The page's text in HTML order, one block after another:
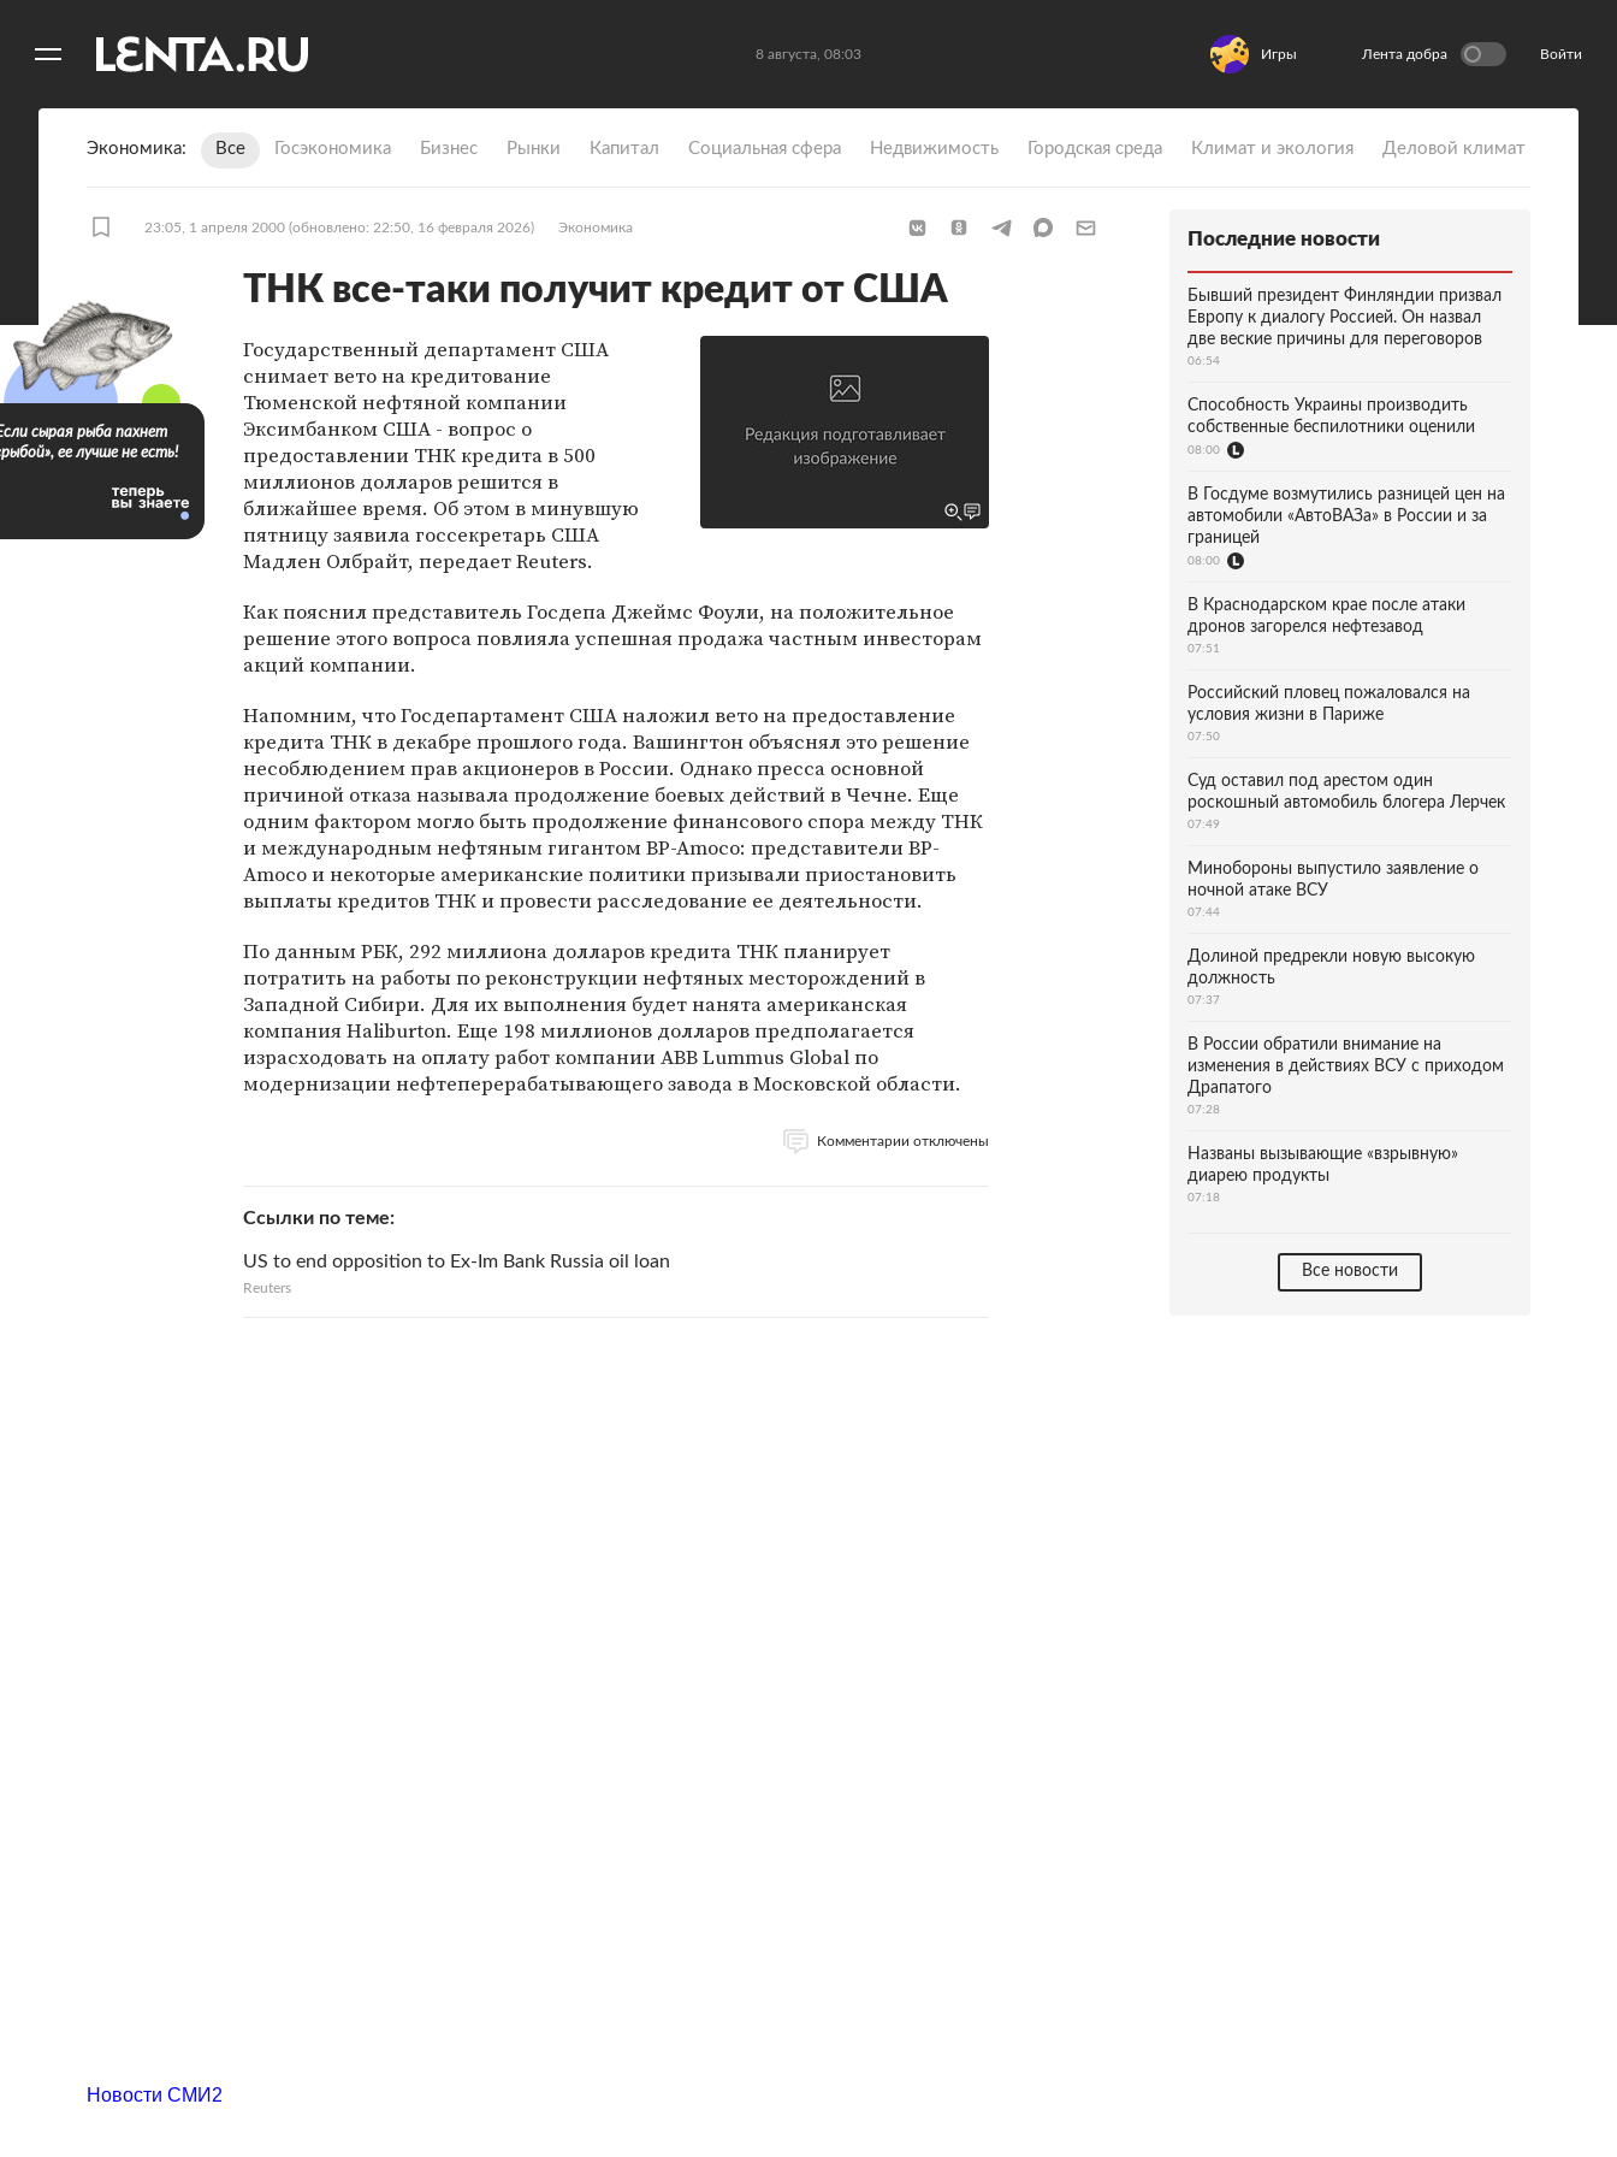
8 августа, 08:03 Игры Лента добра Войти
Экономика Все Госэкономика Бизнес Рынки Капитал Социальная сфера Недвижимость Городская среда Климат и экология Деловой климат
23:05, 1 апреля 2000 (обновлено: 22:50, 16 февраля 2026) Экономика
ТНК все-таки получит кредит от США
Государственный департамент США
снимает вето на кредитование
Тюменской нефтяной компании
Эксимбанком США - вопрос о
предоставлении ТНК кредита в 500
миллионов долларов решится в
ближайшее время. Об этом в минувшую
пятницу заявила госсекретарь США
Мадлен Олбрайт, передает Reuters.
Как пояснил представитель Госдепа Джеймс Фоули, на положительное
решение этого вопроса повлияла успешная продажа частным инвесторам
акций компании.
Напомним, что Госдепартамент США наложил вето на предоставление
кредита ТНК в декабре прошлого года. Вашингтон объяснял это решение
несоблюдением прав акционеров в России. Однако пресса основной
причиной отказа называла продолжение боевых действий в Чечне. Еще
одним фактором могло быть продолжение финансового спора между ТНК
и международным нефтяным гигантом BP-Amoco: представители BP-
Amoco и некоторые американские политики призывали приостановить
выплаты кредитов ТНК и провести расследование ее деятельности.
По данным РБК, 292 миллиона долларов кредита ТНК планирует
потратить на работы по реконструкции нефтяных месторождений в
Западной Сибири. Для их выполнения будет нанята американская
компания Haliburton. Еще 198 миллионов долларов предполагается
израсходовать на оплату работ компании ABB Lummus Global по
модернизации нефтеперерабатывающего завода в Московской области.
Комментарии отключены
Ссылки по теме
US to end opposition to Ex-Im Bank Russia oil loan
Reuters
сырая рыба пахнет
ее лучше не есть!
Последние новости
Бывший президент Финляндии призвал
Европу к диалогу Россией. Он назвал
две веские причины для переговоров
06:54
Способность Украины производить
собственные беспилотники оценили
08:00
В Госдуме возмутились разницей цен на
автомобили «АвтоВАЗа» в России и за
границей
08:00
В Краснодарском крае после атаки
дронов загорелся нефтезавод
07:51
Российский пловец пожаловался на
условия жизни в Париже
07:50
Суд оставил под арестом один
роскошный автомобиль блогера Лерчек
07:49
Минобороны выпустило заявление о
ночной атаке ВСУ
07:44
Долиной предрекли новую высокую
должность
07:37
В России обратили внимание на
изменения в действиях ВСУ с приходом
Драпатого
07:28
Названы вызывающие «взрывную»
диарею продукты
07:18
Все новости
Новости СМИ2